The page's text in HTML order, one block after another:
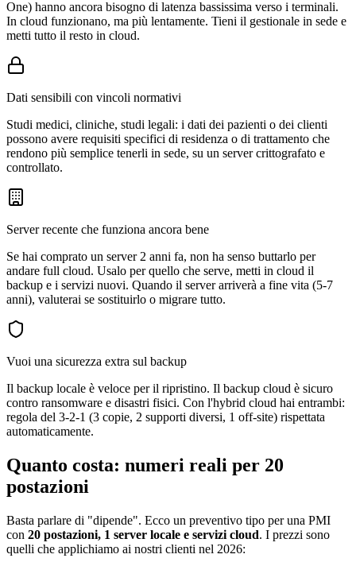
One) hanno ancora bisogno di latenza bassissima verso i terminali.
In cloud funzionano, ma più lentamente. Tieni il gestionale in sede e
metti tutto il resto in cloud.
Dati sensibili con vincoli normativi
Studi medici, cliniche, studi legali: i dati dei pazienti o dei clienti
possono avere requisiti specifici di residenza o di trattamento che
rendono più semplice tenerli in sede, su un server crittografato e
controllato.
Server recente che funziona ancora bene
Se hai comprato un server 2 anni fa, non ha senso buttarlo per
andare full cloud. Usalo per quello che serve, metti in cloud il
backup e i servizi nuovi. Quando il server arriverà a fine vita (5-7
anni), valuterai se sostituirlo o migrare tutto.
Vuoi una sicurezza extra sul backup
Il backup locale è veloce per il ripristino. Il backup cloud è sicuro
contro ransomware e disastri fisici. Con l'hybrid cloud hai entrambi:
regola del 3-2-1 (3 copie, 2 supporti diversi, 1 off-site) rispettata
automaticamente.
Quanto costa: numeri reali per 20
postazioni
Basta parlare di "dipende". Ecco un preventivo tipo per una PMI
con 20 postazioni, 1 server locale e servizi cloud. I prezzi sono
quelli che applichiamo ai nostri clienti nel 2026: